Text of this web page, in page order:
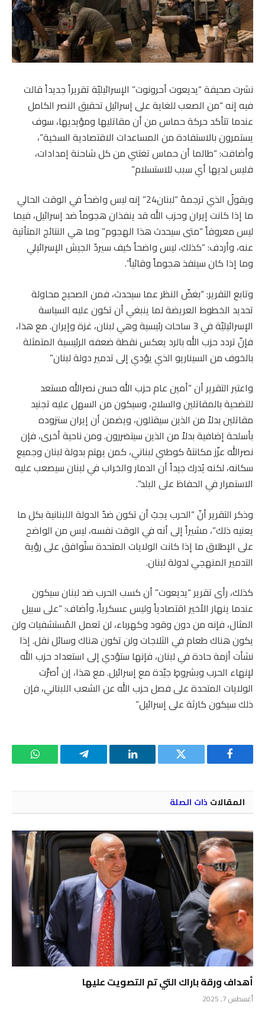
نشرت صحيفة “يديعوت أحرونوت” الإسرائيليّة تقريراً جديداً قالت
فيه إنه “من الصعب للغاية على إسرائيل تحقيق النصر الكامل
عندما تتأكد حركة حماس من أن مقاتليها ومؤيديها، سوف
يستمرون بالاستفادة من المساعدات الاقتصادية السخية”،
وأضافت: “طالما أن حماس تغتني من كل شاحنة إمدادات،
فليس لديها أي سبب للاستسلام”
ويقولُ الذي ترجمهُ “لبنان24” إنه ليس واضحاً في الوقت الحالي
ما إذا كانت إيران وحزب الله قد ينفذان هجوماً ضد إسرائيل، فيما
ليس معروفاً “متى سيحدث هذا الهجوم” وما هي النتائج المتأتية
عنه، وأردف: “كذلك، ليس واضحاً كيف سيردّ الجيش الإسرائيلي
وما إذا كان سينفذ هجوماً وقائياً”.
وتابع التقرير: “بغضّ النظر عما سيحدث، فمن الصحيح محاولة
تحديد الخطوط العريضة لما ينبغي أن تكون عليه السياسة
الإسرائيليّة في 3 ساحات رئيسية وهي لبنان، غزة وإيران. مع هذا،
فإنّ تردد حزب الله بالرد يعكس نقطة ضعفه الرئيسية المتمثلة
بالخوف من السيناريو الذي يؤدي إلى تدمير دولة لبنان”
واعتبر التقرير أن “أمين عام حزب الله حسن نصرالله مستعد
للتضحية بالمقاتلين والسلاح، وسيكون من السهل عليه تجنيد
مقاتلين بدلاً من الذين سيقتلون، ويضمن أن إيران ستزوده
بأسلحة إضافية بدلاً من الذين سيتضررون. ومن ناحية أخرى، فإن
نصرالله عزّز مكانتهُ كوطني لبناني، كمن يهتم بدولة لبنان وجميع
سكانه، لكنه يُدرك جيداً أن الدمار والخراب في لبنان سيصعب عليه
الاستمرار في الحفاظ على البلد”.
وذكر التقرير أنّ “الحرب يجبُ أن تكون ضدّ الدولة اللبنانية بكل ما
يعنيه ذلك”، مشيراً إلى أنه في الوقت نفسه، ليس من الواضح
على الإطلاق ما إذا كانت الولايات المتحدة ستُوافق على رؤية
التدمير المنهجي لدولة لبنان.
كذلك، رأى تقرير “يديعوت” أن كسب الحرب ضد لبنان سيكون
عندما ينهار الأخير اقتصادياً وليس عسكرياً، وأضاف: “على سبيل
المثال، فإنه من دون وقود وكهرباء، لن تعمل المُستشفيات ولن
يكون هناك طعام في الثلاجات ولن تكون هناك وسائل نقل. إذا
نشأت أزمة حادة في لبنان، فإنها ستؤدي إلى استعداد حزب الله
لإنهاء الحرب وبشروطٍ جيّدة مع إسرائيل. مع هذا، إن أصرَّت
الولايات المتحدة على فصل حزب الله عن الشعب اللبناني، فإن
ذلك سيكون كارثة على إسرائيل”
فيسبوك تويتر لينكدإن تيلقرام واتساب
المقالات ذات الصلة
أهداف ورقة باراك التي تم التصويت عليها
أغسطس 7, 2025